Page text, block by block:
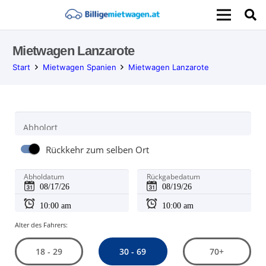
Mietwagen Lanzarote
Start Mietwagen Spanien Mietwagen Lanzarote
Abholort
Rückkehr zum selben Ort
Abholdatum Rückgabedatum
Alter des Fahrers:
18 - 29 30 - 69 70+